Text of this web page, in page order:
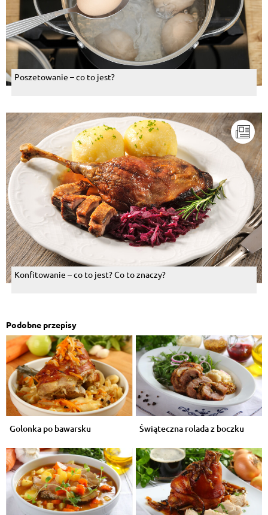
Poszetowanie – co to jest?
Konfitowanie – co to jest? Co to znaczy?
Podobne przepisy
Golonka po bawarsku Świąteczna rolada z boczku